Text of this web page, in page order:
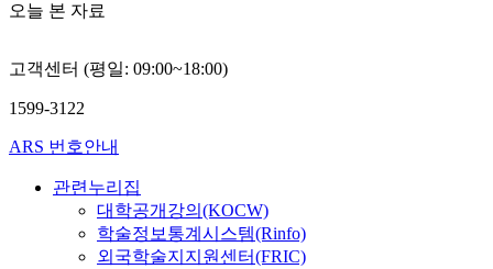
오늘 본 자료
고객센터 (평일: 09:00~18:00)
1599-3122
ARS 번호안내
관련누리집
대학공개강의(KOCW)
학술정보통계시스템(Rinfo)
외국학술지지원센터(FRIC)